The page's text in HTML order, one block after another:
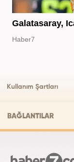
Galatasaray,
Haber7
Kullanım Şartları
BAĞLANTILAR